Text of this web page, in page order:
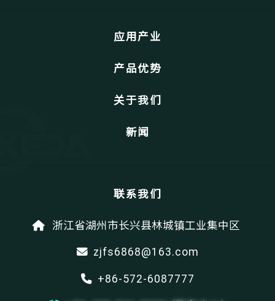
应用产业
产品优势
关于我们
新闻
联系我们
浙江省湖州市长兴县林城镇工业集中区
zjfs6868@163.com
+86-572-6087777